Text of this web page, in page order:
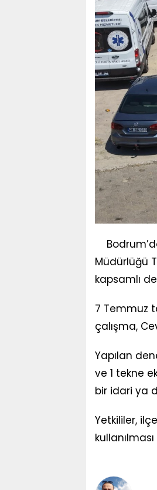
Müdürlüğü
kapsamlı
7 Temmuz
çalışma,
Yapılan
ve 1 tekne
bir idari ya
Yetkililer,